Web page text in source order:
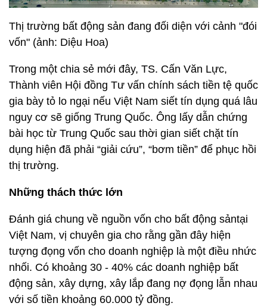
Thị trường bất động sản đang đối diện với cảnh "đói
vốn" (ảnh: Diệu Hoa)
Trong một chia sẻ mới đây, TS. Cấn Văn Lực,
Thành viên Hội đồng Tư vấn chính sách tiền tệ quốc
gia bày tỏ lo ngại nếu Việt Nam siết tín dụng quá lâu
nguy cơ sẽ giống Trung Quốc. Ông lấy dẫn chứng
bài học từ Trung Quốc sau thời gian siết chặt tín
dụng hiện đã phải “giải cứu”, “bơm tiền” để phục hồi
thị trường.
Những thách thức lớn
Đánh giá chung về nguồn vốn cho bất động sảntại
Việt Nam, vị chuyên gia cho rằng gần đây hiện
tượng đọng vốn cho doanh nghiệp là một điều nhức
nhối. Có khoảng 30 - 40% các doanh nghiệp bất
động sản, xây dựng, xây lắp đang nợ đọng lẫn nhau
với số tiền khoảng 60.000 tỷ đồng.